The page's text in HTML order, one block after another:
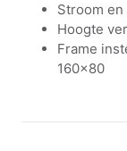
Stroom
Hoogte
Frame
160x80